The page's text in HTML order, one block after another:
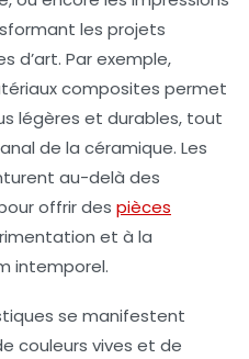
les projets
d’art. Par exemple,
composites permet
légères et durables, tout
de la céramique. Les
au-delà des
offrir des pièces
et à la
intemporel.
se manifestent
couleurs vives et de